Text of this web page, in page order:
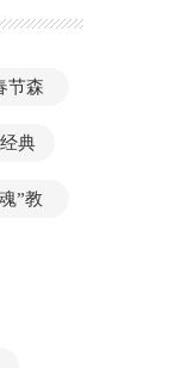
节森
典
”教